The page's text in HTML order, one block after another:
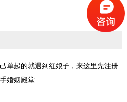
单起的就遇到红娘子，来这里先注册
婚姻殿堂